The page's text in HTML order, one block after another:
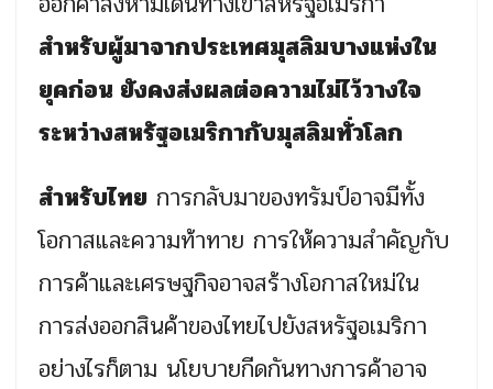
สำหรับผู้มาจากประเทศมุสลิมบางแห่งใน
ยุคก่อน ยังคงส่งผลต่อความไม่ไว้วางใจ
ระหว่างสหรัฐอเมริกากับมุสลิมทั่วโลก
สำหรับไทย การกลับมาของทรัมป์อาจมีทั้ง
โอกาสและความท้าทาย การให้ความสำคัญกับ
การค้าและเศรษฐกิจอาจสร้างโอกาสใหม่ใน
การส่งออกสินค้าของไทยไปยังสหรัฐอเมริกา
อย่างไรก็ตาม นโยบายกีดกันทางการค้าอาจ